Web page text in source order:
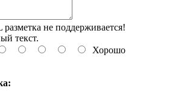
не поддерживается!
текст.
Хорошо